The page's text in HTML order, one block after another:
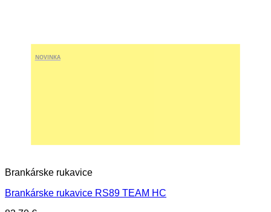
NOVINKA
Brankárske rukavice
Brankárske rukavice RS89 TEAM HC